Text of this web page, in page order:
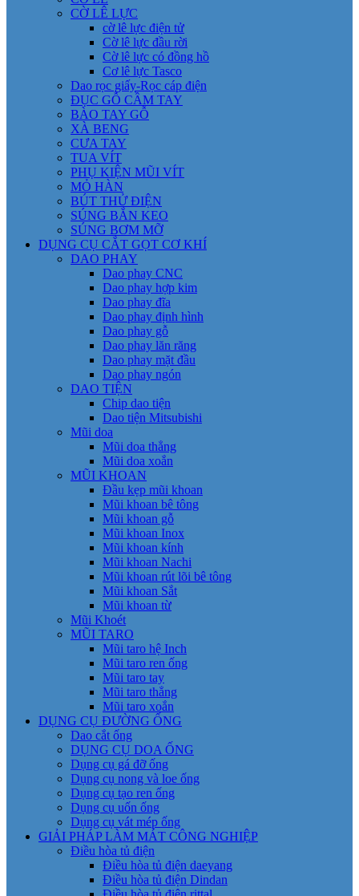
CỜ LÊ LỰC
cờ lê lực điện tử
Cờ lê lực đầu rời
Cờ lê lực có đồng hồ
Cơ lê lực Tasco
Dao rọc giấy-Rọc cáp điện
ĐỤC GỖ CẦM TAY
BÀO TAY GỖ
XÀ BENG
CƯA TAY
TUA VÍT
PHỤ KIỆN MŨI VÍT
MỎ HÀN
BÚT THỬ ĐIỆN
SÚNG BẮN KEO
SÚNG BƠM MỠ
DỤNG CỤ CẮT GỌT CƠ KHÍ
DAO PHAY
Dao phay CNC
Dao phay hợp kim
Dao phay đĩa
Dao phay định hình
Dao phay gỗ
Dao phay lăn răng
Dao phay mặt đầu
Dao phay ngón
DAO TIỆN
Chip dao tiện
Dao tiện Mitsubishi
Mũi doa
Mũi doa thẳng
Mũi doa xoắn
MŨI KHOAN
Đầu kẹp mũi khoan
Mũi khoan bê tông
Mũi khoan gỗ
Mũi khoan Inox
Mũi khoan kính
Mũi khoan Nachi
Mũi khoan rút lõi bê tông
Mũi khoan Sắt
Mũi khoan từ
Mũi Khoét
MŨI TARO
Mũi taro hệ Inch
Mũi taro ren ống
Mũi taro tay
Mũi taro thẳng
Mũi taro xoắn
DỤNG CỤ ĐƯỜNG ỐNG
Dao cắt ống
DỤNG CỤ DOA ỐNG
Dụng cụ gá đỡ ống
Dụng cụ nong và loe ống
Dụng cụ tạo ren ống
Dụng cụ uốn ống
Dụng cụ vát mép ống
GIẢI PHÁP LÀM MÁT CÔNG NGHIỆP
Điều hòa tủ điện
Điều hòa tủ điện daeyang
Điều hòa tủ điện Dindan